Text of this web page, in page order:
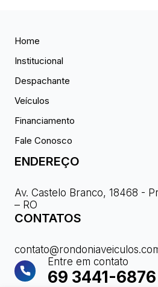
Home
Institucional
Despachante
Veículos
Financiamento
Fale Conosco
ENDEREÇO
Av. Castelo Branco, 18468 -
– RO
CONTATOS
Entre em contato
69 3441-6876